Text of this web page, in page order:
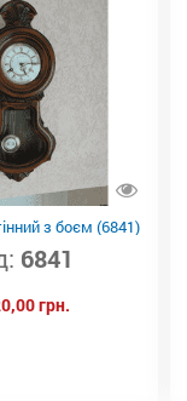
з боєм (6841)
6841
грн.